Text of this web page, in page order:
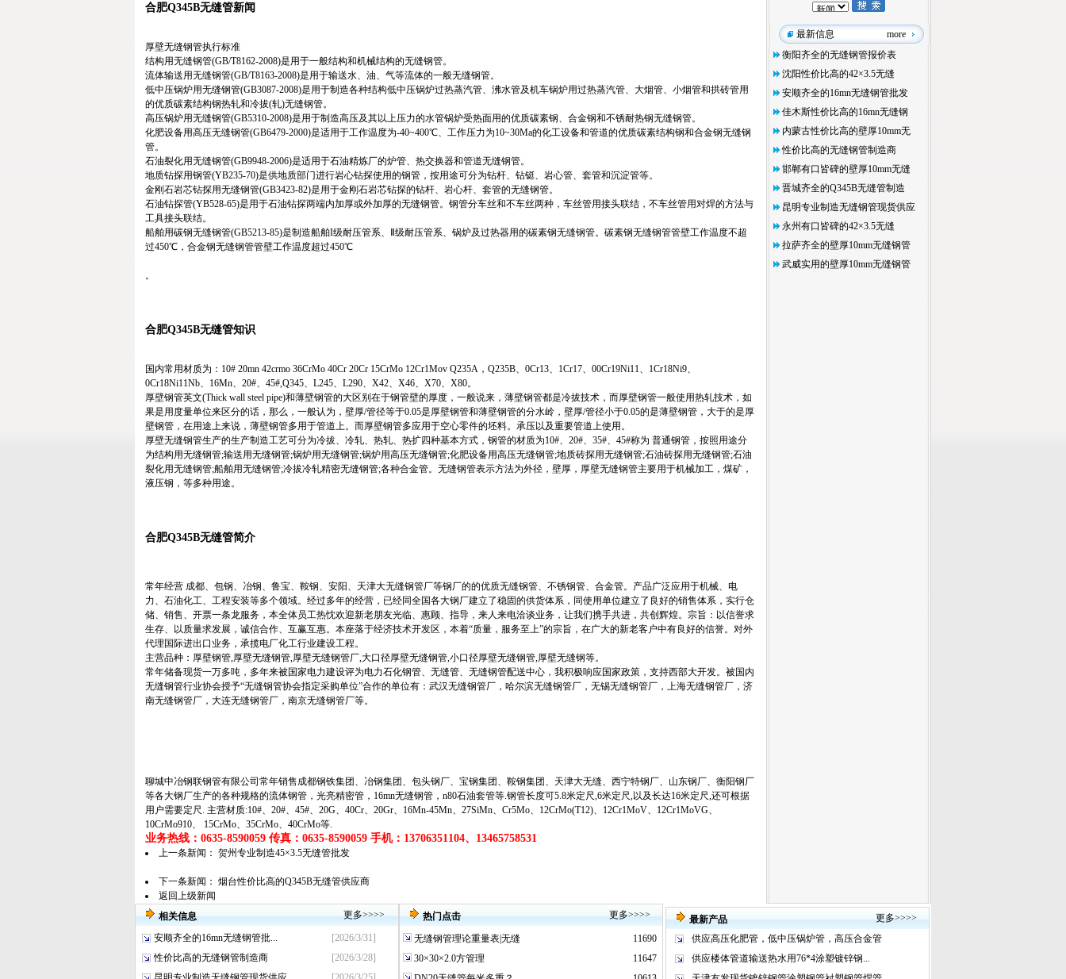
合肥Q345B无缝管新闻
厚壁无缝钢管执行标准
结构用无缝钢管(GB/T8162-2008)是用于一般结构和机械结构的无缝钢管。
流体输送用无缝钢管(GB/T8163-2008)是用于输送水、油、气等流体的一般无缝钢管。
低中压锅炉用无缝钢管(GB3087-2008)是用于制造各种结构低中压锅炉过热蒸汽管、沸水管及机车锅炉用过热蒸汽管、大烟管、小烟管和拱砖管用
的优质碳素结构钢热轧和冷拔(轧)无缝钢管。
高压锅炉用无缝钢管(GB5310-2008)是用于制造高压及其以上压力的水管锅炉受热面用的优质碳素钢、合金钢和不锈耐热钢无缝钢管。
化肥设备用高压无缝钢管(GB6479-2000)是适用于工作温度为-40~400℃、工作压力为10~30Ma的化工设备和管道的优质碳素结构钢和合金钢无缝钢
管。
石油裂化用无缝钢管(GB9948-2006)是适用于石油精炼厂的炉管、热交换器和管道无缝钢管。
地质钻探用钢管(YB235-70)是供地质部门进行岩心钻探使用的钢管，按用途可分为钻杆、钻铤、岩心管、套管和沉淀管等。
金刚石岩芯钻探用无缝钢管(GB3423-82)是用于金刚石岩芯钻探的钻杆、岩心杆、套管的无缝钢管。
石油钻探管(YB528-65)是用于石油钻探两端内加厚或外加厚的无缝钢管。钢管分车丝和不车丝两种，车丝管用接头联结，不车丝管用对焊的方法与
工具接头联结。
船舶用碳钢无缝钢管(GB5213-85)是制造船舶I级耐压管系、Ⅱ级耐压管系、锅炉及过热器用的碳素钢无缝钢管。碳素钢无缝钢管管壁工作温度不超
过450℃，合金钢无缝钢管管壁工作温度超过450℃
。
合肥Q345B无缝管知识
国内常用材质为：10# 20mn 42crmo 36CrMo 40Cr 20Cr 15CrMo 12Cr1Mov Q235A，Q235B、0Cr13、1Cr17、00Cr19Ni11、1Cr18Ni9、
0Cr18Ni11Nb、16Mn、20#、45#,Q345、L245、L290、X42、X46、X70、X80。
厚壁钢管英文(Thick wall steel pipe)和薄壁钢管的大区别在于钢管壁的厚度，一般说来，薄壁钢管都是冷拔技术，而厚壁钢管一般使用热轧技术，如
果是用度量单位来区分的话，那么，一般认为，壁厚/管径等于0.05是厚壁钢管和薄壁钢管的分水岭，壁厚/管径小于0.05的是薄壁钢管，大于的是厚
壁钢管，在用途上来说，薄壁钢管多用于管道上。而厚壁钢管多应用于空心零件的坯料。承压以及重要管道上使用。
厚壁无缝钢管生产的生产制造工艺可分为冷拔、冷轧、热轧、热扩四种基本方式，钢管的材质为10#、20#、35#、45#称为 普通钢管，按照用途分
为结构用无缝钢管;输送用无缝钢管;锅炉用无缝钢管;锅炉用高压无缝钢管;化肥设备用高压无缝钢管;地质砖探用无缝钢管;石油砖探用无缝钢管;石油
裂化用无缝钢管;船舶用无缝钢管;冷拔冷轧精密无缝钢管;各种合金管。无缝钢管表示方法为外径，壁厚，厚壁无缝钢管主要用于机械加工，煤矿，
液压钢，等多种用途。
合肥Q345B无缝管简介
常年经营 成都、包钢、冶钢、鲁宝、鞍钢、安阳、天津大无缝钢管厂等钢厂的的优质无缝钢管、不锈钢管、合金管。产品广泛应用于机械、电
力、石油化工、工程安装等多个领域。经过多年的经营，已经同全国各大钢厂建立了稳固的供货体系，同使用单位建立了良好的销售体系，实行仓
储、销售、开票一条龙服务，本全体员工热忱欢迎新老朋友光临、惠顾、指导，来人来电洽谈业务，让我们携手共进，共创辉煌。宗旨：以信誉求
生存、以质量求发展，诚信合作、互赢互惠。本座落于经济技术开发区，本着“质量，服务至上”的宗旨，在广大的新老客户中有良好的信誉。对外
代理国际进出口业务，承揽电厂化工行业建设工程。
主营品种：厚壁钢管,厚壁无缝钢管,厚壁无缝钢管厂,大口径厚壁无缝钢管,小口径厚壁无缝钢管,厚壁无缝钢等。
常年储备现货一万多吨，多年来被国家电力建设评为电力石化钢管、无缝管、无缝钢管配送中心，我积极响应国家政策，支持西部大开发。被国内
无缝钢管行业协会授予“无缝钢管协会指定采购单位”合作的单位有：武汉无缝钢管厂，哈尔滨无缝钢管厂，无锡无缝钢管厂，上海无缝钢管厂，济
南无缝钢管厂，大连无缝钢管厂，南京无缝钢管厂等。
聊城中冶钢联钢管有限公司常年销售成都钢铁集团、冶钢集团、包头钢厂、宝钢集团、鞍钢集团、天津大无缝、西宁特钢厂、山东钢厂、衡阳钢厂
等各大钢厂生产的各种规格的流体钢管 ， 光亮精密管 ， 16mn无缝钢管 ， n80石油套管等.钢管长度可5.8米定尺,6米定尺,以及长达16米定尺,还可根据
用户需要定尺. 主营材质:10#、20#、45#、20G、40Cr、20Gr、16Mn-45Mn、27SiMn、Cr5Mo、12CrMo(T12)、12Cr1MoV、12Cr1MoVG、
10CrMo910、 15CrMo、35CrMo、40CrMo等.
业务热线：0635-8590059 传真：0635-8590059 手机：13706351104、13465758531
上一条新闻： 贺州专业制造45×3.5无缝管批发
下一条新闻： 烟台性价比高的Q345B无缝管供应商
返回上级新闻
最新信息 more
衡阳齐全的无缝钢管报价表
沈阳性价比高的42×3.5无缝
安顺齐全的16mn无缝钢管批发
佳木斯性价比高的16mn无缝钢
内蒙古性价比高的壁厚10mm无
性价比高的无缝钢管制造商
邯郸有口皆碑的壁厚10mm无缝
晋城齐全的Q345B无缝管制造
昆明专业制造无缝钢管现货供应
永州有口皆碑的42×3.5无缝
拉萨齐全的壁厚10mm无缝钢管
武威实用的壁厚10mm无缝钢管
相关信息 更多>>>>
安顺齐全的16mn无缝钢管批...
[2026/3/31]
性价比高的无缝钢管制造商
[2026/3/28]
热门点击 更多>>>>
无缝钢管理论重量表|无缝
11690
30×30×2.0方管理
11647
最新产品 更多>>>>
供应高压化肥管，低中压锅炉管，高压合金管
供应楼体管道输送热水用76*4涂塑镀锌钢...